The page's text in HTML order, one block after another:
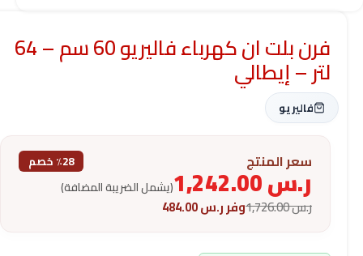
فرن بلت ان كهرباء فاليريو 60 سم – 64
لتر – إيطالي
فاليريو
سعر المنتج ٪28 خصم
ر.س (يشمل الضريبة المضافة)
ر.س1,726.00 وفرر.س